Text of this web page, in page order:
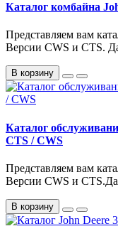
Каталог комбайна
Представляем вам
Версии CWS и CTS.
В корзину
Каталог
CTS / CWS
Представляем вам
Версии CWS и
В корзину